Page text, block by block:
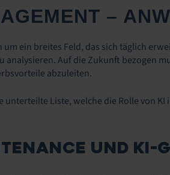
–
um ein breites Feld, das sich täglich
analysieren. Auf die Zukunft bezogen
abzuleiten.
Liste, welche die Rolle von
UND KI-